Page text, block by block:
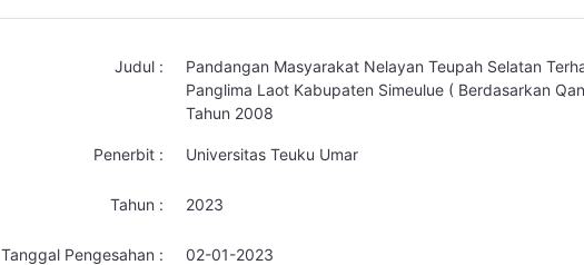
Judul :
Pandangan Masyarakat Nelayan Teupah Selatan
Panglima Laot Kabupaten Simeulue ( Berdasarkan
Tahun 2008
Penerbit : Universitas Teuku Umar
Tahun : 2023
Tanggal Pengesahan : 02-01-2023